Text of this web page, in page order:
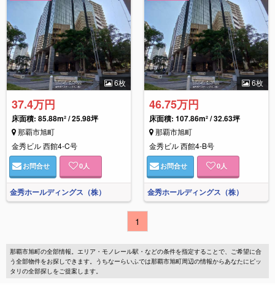
6枚
37.4万円
床面積: 85.88m² / 25.98坪
那覇市旭町
金秀ビル 西館4-C号
お問合せ 0人
金秀ホールディングス（株）
6枚
46.75万円
床面積: 107.86m² / 32.63坪
那覇市旭町
金秀ビル 西館4-B号
お問合せ 0人
金秀ホールディングス（株）
1
那覇市旭町の全部情報。エリア・モノレール駅・などの条件を指定することで、ご希望に合
う全部物件をお探しできます。うちなーらいふでは那覇市旭町周辺の情報からあなたにピッ
タリの全部探しをご提案します。